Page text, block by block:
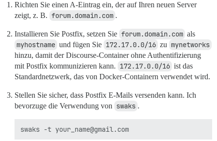
Richten Sie einen A-Eintrag ein, der auf Ihren neuen Server
zeigt, z. B. forum.domain.com .
Installieren Sie Postfix, setzen Sie forum.domain.com als
myhostname und fügen Sie 172.17.0.0/16 zu mynetworks
hinzu, damit der Discourse-Container ohne Authentifizierung
mit Postfix kommunizieren kann. 172.17.0.0/16 ist das
Standardnetzwerk, das von Docker-Containern verwendet wird.
Stellen Sie sicher, dass Postfix E-Mails versenden kann. Ich
bevorzuge die Verwendung von swaks .